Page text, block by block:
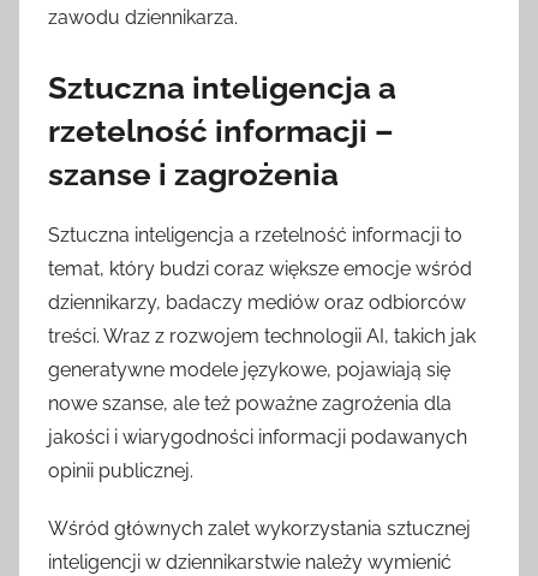
zawodu dziennikarza.
Sztuczna inteligencja a
rzetelność informacji –
szanse i zagrożenia
Sztuczna inteligencja a rzetelność informacji to
temat, który budzi coraz większe emocje wśród
dziennikarzy, badaczy mediów oraz odbiorców
treści. Wraz z rozwojem technologii AI, takich jak
generatywne modele językowe, pojawiają się
nowe szanse, ale też poważne zagrożenia dla
jakości i wiarygodności informacji podawanych
opinii publicznej.
Wśród głównych zalet wykorzystania sztucznej
inteligencji w dziennikarstwie należy wymienić